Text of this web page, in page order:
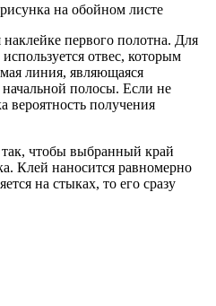
на обойном листе
первого полотна. Для
отвес, которым
линия, являющаяся
полосы. Если не
вероятность получения
так, чтобы выбранный край
Клей наносится равномерно
на стыках, то его сразу